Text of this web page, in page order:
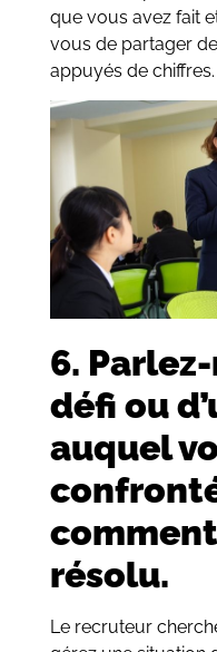
que vous avez fait
vous de partager
appuyés de chiffres.
6.
défi ou
auquel
comment
résolu.
Le recruteur